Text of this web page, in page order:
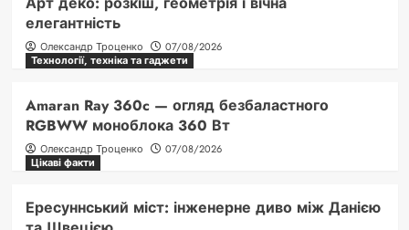
елегантність
Олександр Троценко
07/08/2026
Технології, техніка та гаджети
Amaran Ray 360c — огляд безбаластного
RGBWW моноблока 360 Вт
Олександр Троценко
07/08/2026
Цікаві факти
Ересуннський міст: інженерне диво між Данією